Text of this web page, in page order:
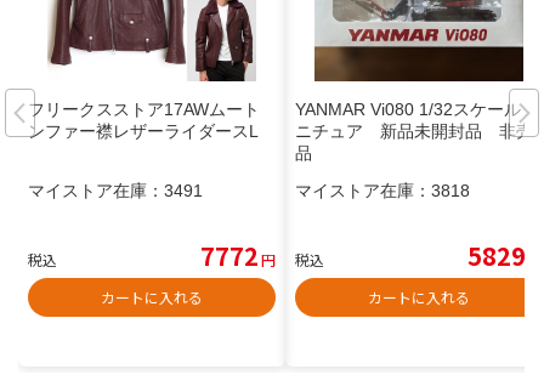
フリークスストア17AWムート
ンファー襟レザーライダースL
マイストア在庫： 3491
税込 7772円
カートに入れる
YANMAR Vi080 1/32スケール ミ
ニチュア 新品未開封品 非売
品
マイストア在庫： 3818
税込 5829
カートに入れる